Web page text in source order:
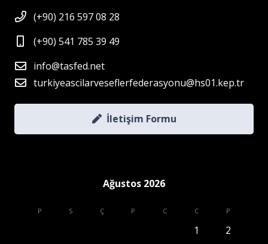
(+90) 216 597 08 28
(+90) 541 785 39 49
info@tasfed.net
turkiyeascilarveseflerfederasyonu@hs01.kep.tr
İletişim Formu
Ağustos 2026
P S Ç P C C P
1
2